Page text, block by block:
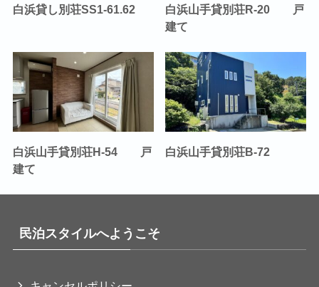
白浜貸し別荘SS1-61.62
白浜山手貸別荘R-20 戸
建て
白浜山手貸別荘H-54 戸
建て
白浜山手貸別荘B-72
民泊スタイルへようこそ